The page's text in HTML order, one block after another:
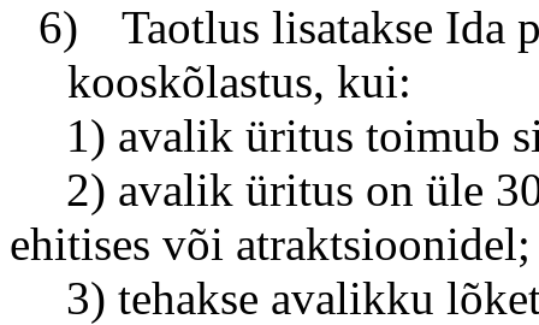
6)
Taotlus lisatakse Ida
kooskõlastus, kui:
1) avalik üritus toimub
2) avalik üritus on üle
ehitises või atraktsioonidel;
3) tehakse avalikku